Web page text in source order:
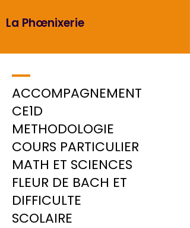
La Phœnixerie
ACCOMPAGNEMENT
CE1D
METHODOLOGIE
COURS PARTICULIER
MATH ET SCIENCES
FLEUR DE BACH ET
DIFFICULTE
SCOLAIRE